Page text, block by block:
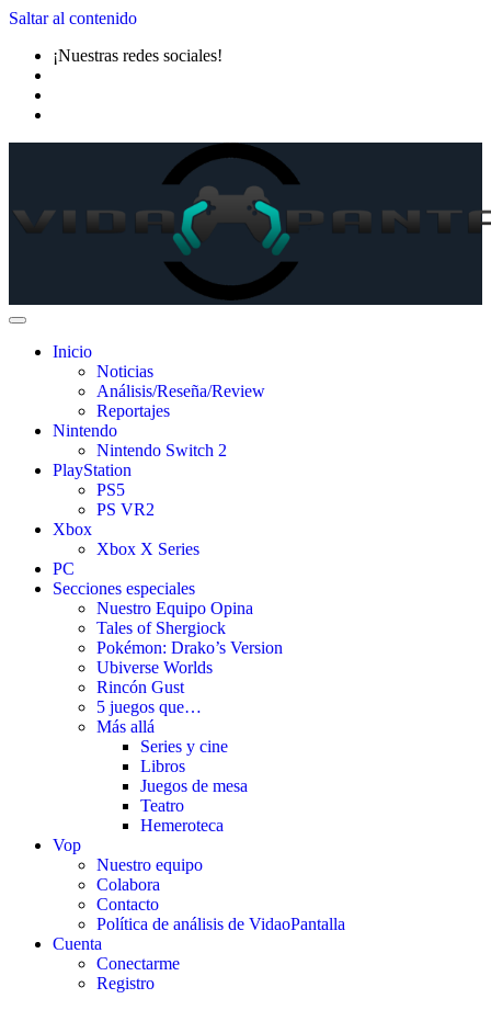
Saltar al contenido
¡Nuestras redes sociales!
Inicio
Noticias
Análisis/Reseña/Review
Reportajes
Nintendo
Nintendo Switch 2
PlayStation
PS5
PS VR2
Xbox
Xbox X Series
PC
Secciones especiales
Nuestro Equipo Opina
Tales of Shergiock
Pokémon: Drako’s Version
Ubiverse Worlds
Rincón Gust
5 juegos que…
Más allá
Series y cine
Libros
Juegos de mesa
Teatro
Hemeroteca
Vop
Nuestro equipo
Colabora
Contacto
Política de análisis de VidaoPantalla
Cuenta
Conectarme
Registro